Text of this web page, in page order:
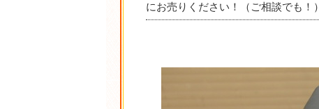
にお売りください！（ご相談でも！）